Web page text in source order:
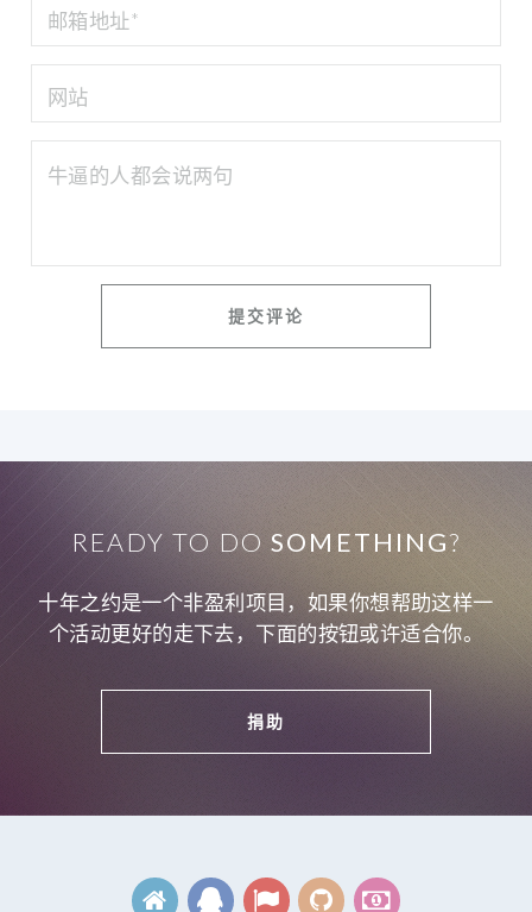
READY TO DOSOMETHING?
十年之约是一个非盈利项目，如果你想帮助这样一
个活动更好的走下去，下面的按钮或许适合你。
捐助